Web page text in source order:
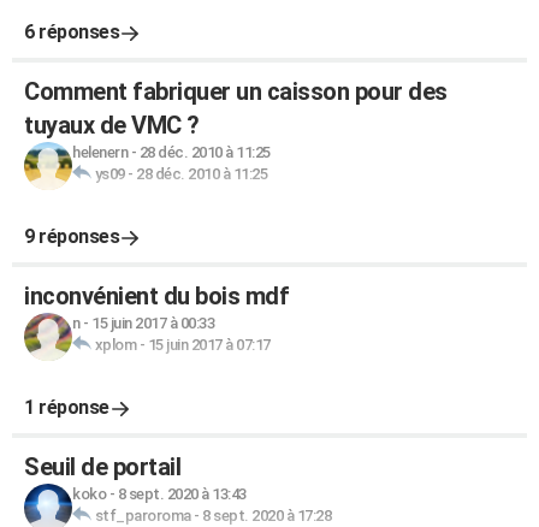
6 réponses
Comment fabriquer un caisson pour des
tuyaux de VMC ?
helenern- 28 déc. 2010 à 11:25
ys09- 28 déc. 2010 à 11:25
9 réponses
inconvénient du bois mdf
n- 15 juin 2017 à 00:33
xplom- 15 juin 2017 à 07:17
1 réponse
Seuil de portail
koko- 8 sept. 2020 à 13:43
stf_paroroma- 8 sept. 2020 à 17:28